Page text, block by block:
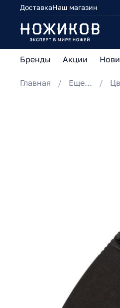
ДоставкаНаш магазин
Бренды Акции
Главная Еще...